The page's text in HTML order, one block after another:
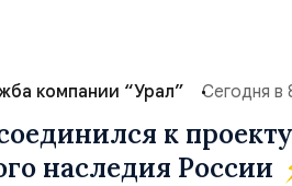
компании “Урал” Сегодня в
к
наследия России